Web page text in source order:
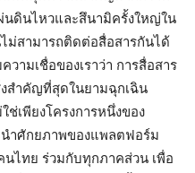
นดินไหวและสึนามิครั้งใหญ่ใน
ม่สามารถติดต่อสื่อสารกันได้
ามเชื่อของเราว่า การสื่อสาร
สำคัญที่สุดในยามฉุกเฉิน
ช่เพียงโครงการหนึ่งของ
ำศักยภาพของแพลตฟอร์ม
ไทย ร่วมกับทุกภาคส่วน เพื่อ